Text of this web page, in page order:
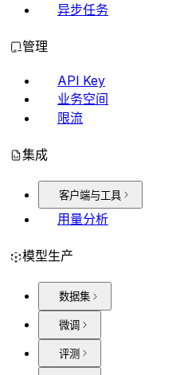
异步任务
管理
API Key
业务空间
限流
集成
客户端与工具
用量分析
模型生产
数据集
微调
评测